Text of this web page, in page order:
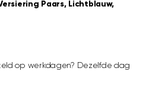
Paars, Lichtblauw,
op werkdagen? Dezelfde dag